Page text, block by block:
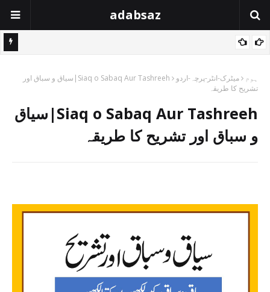
adabsaz
ہوم میٹرک-انٹر-پرچہ-اردو
Siaq o Sabaq Aur Tashreeh|سیاق و سباق اور
تشریح کا طریقہ
Siaq o Sabaq Aur Tashreeh|سیاق
و سباق اور تشریح کا طریقہ